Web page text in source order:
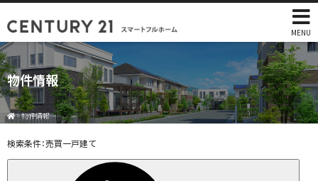
MENU
物件情報
>物件情報
検索条件：売買一戸建て